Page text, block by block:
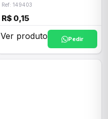
Ref: 149403
R$ 0,15
Ver produto Pedir